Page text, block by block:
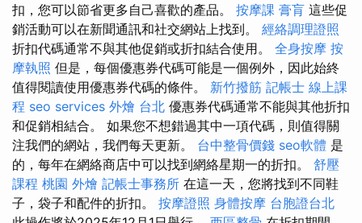
扣，您可以節省更多自己喜歡的產品。 按摩課 膏肓 這些促
銷活動可以在新聞通訊和社交網站上找到。 經絡調理證照
折扣代碼通常不與其他促銷或折扣結合使用。 全身按摩 按
摩執照 但是，每個優惠券代碼可能是一個例外，因此始終
值得閱讀使用優惠券代碼的條件。 新竹撥筋 記帳士 線上課
程 seo services 外燴 台北 優惠券代碼通常不能與其他折扣
和促銷相結合。 如果您不想錯過其中一項代碼，則值得關
注我們的網站，我們每天更新。 台中整骨價錢 seo軟體 是
的，每年在網絡商店中可以找到網絡星期一的折扣。 舒壓
課程 桃園 外燴 記帳士事務所 在這一天，您將找到不同鞋
子，袋子和配件的折扣。 按摩證照 身體按摩 台胞證台北